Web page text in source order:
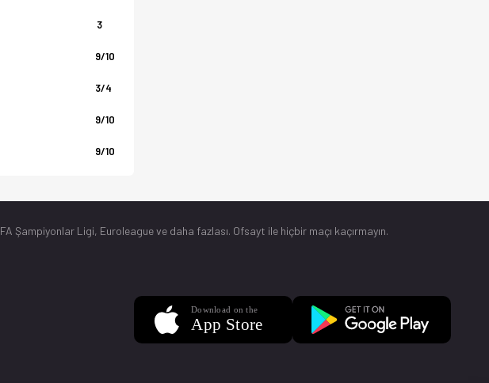
3
9/10
3/4
9/10
9/10
Şampiyonlar Ligi, Euroleague ve daha fazlası. Ofsayt ile hiçbir maçı kaçırmayın.